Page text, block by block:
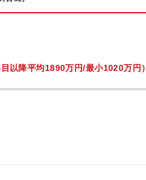
以降平均1890万円/最小1020万円）